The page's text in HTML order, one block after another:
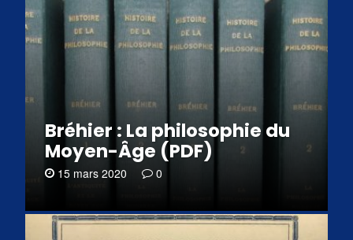
Bréhier : La philosophie du
Moyen-Âge (PDF)
15 mars 2020 0